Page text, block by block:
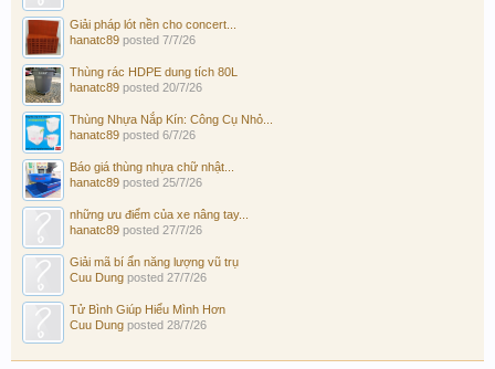
Giải pháp lót nền cho concert...
hanatc89 posted 7/7/26
Thùng rác HDPE dung tích 80L
hanatc89 posted 20/7/26
Thùng Nhựa Nắp Kín: Công Cụ Nhỏ...
hanatc89 posted 6/7/26
Báo giá thùng nhựa chữ nhật...
hanatc89 posted 25/7/26
những ưu điểm của xe nâng tay...
hanatc89 posted 27/7/26
Giải mã bí ẩn năng lượng vũ trụ
Cuu Dung posted 27/7/26
Tử Bình Giúp Hiểu Mình Hơn
Cuu Dung posted 28/7/26